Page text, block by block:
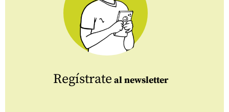
Regístrate al newsletter